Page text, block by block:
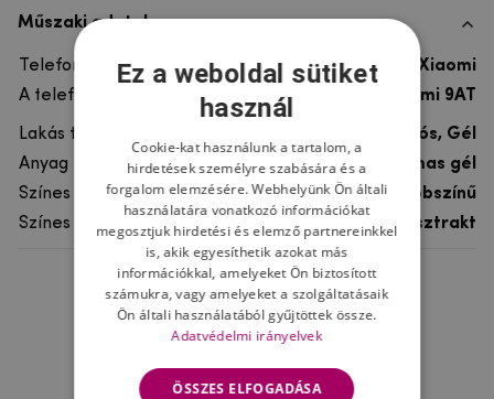
Műszaki adatok
Telefon márka
Xiaomi
A telefonmodellhez
Xiaomi Redmi 9AT
Lakás típusa
Ultra tartós, Gél
Anyag
rugalmas gél
Színes
többszínű
Színes motívum
Absztrakt
Ne felejtsd el
Ez a weboldal sütiket
használ
Cookie-kat használunk a tartalom, a
hirdetések személyre szabására és a
forgalom elemzésére. Webhelyünk Ön általi
használatára vonatkozó információkat
megosztjuk hirdetési és elemző partnereinkkel
is, akik egyesíthetik azokat más
információkkal, amelyeket Ön biztosított
számukra, vagy amelyeket a szolgáltatásaik
Ön általi használatából gyűjtöttek össze.
Adatvédelmi irányelvek
ÖSSZES ELFOGADÁSA